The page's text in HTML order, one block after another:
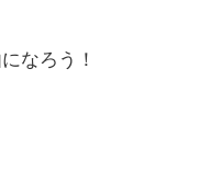
なろう！